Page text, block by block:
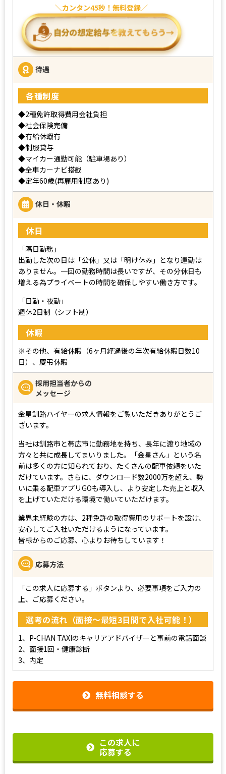
カンタン45秒！無料登録
待遇
各種制度
◆2種免許取得費用会社負担
◆社会保険完備
◆有給休暇有
◆制服貸与
◆マイカー通勤可能（駐車場あり）
◆全車カーナビ搭載
◆定年60歳(再雇用制度あり)
休日・休暇
休日
「隔日勤務」
出勤した次の日は「公休」又は「明け休み」となり連勤は
ありません。一回の勤務時間は長いですが、その分休日も
増える為プライベートの時間を確保しやすい働き方です。
「日勤・夜勤」
週休2日制（シフト制）
休暇
※その他、有給休暇（6ヶ月経過後の年次有給休暇日数10
日）、慶弔休暇
採用担当者からの
メッセージ
金星釧路ハイヤーの求人情報をご覧いただきありがとうご
ざいます。
当社は釧路市と帯広市に勤務地を持ち、長年に渡り地域の
方々と共に成長してまいりました。「金星さん」という名
前は多くの方に知られており、たくさんの配車依頼をいた
だけています。さらに、ダウンロード数2000万を超え、勢
いに乗る配車アプリGOも導入し、より安定した売上と収入
を上げていただける環境で働いていただけます。
業界未経験の方は、2種免許の取得費用のサポートを設け、
安心してご入社いただけるようになっています。
皆様からのご応募、心よりお待ちしています！
応募方法
「この求人に応募する」ボタンより、必要事項をご入力の
上、ご応募ください。
選考の流れ（面接～最短3日間で入社可能！）
1、P-CHAN TAXIのキャリアアドバイザーと事前の電話面談
2、面接1回・健康診断
3、内定
無料相談する
この求人に
応募する